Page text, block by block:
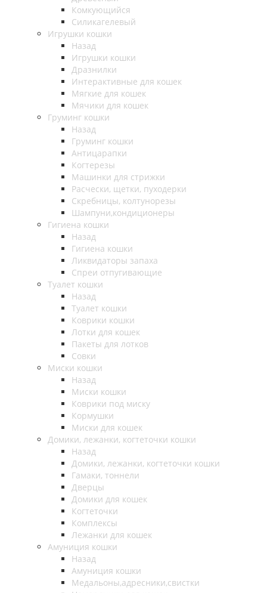
Комкующийся
Силикагелевый
Игрушки кошки
Назад
Игрушки кошки
Дразнилки
Интерактивные для кошек
Мягкие для кошек
Мячики для кошек
Груминг кошки
Назад
Груминг кошки
Антицарапки
Когтерезы
Машинки для стрижки
Расчески, щетки, пуходерки
Скребницы, колтунорезы
Шампуни,кондиционеры
Гигиена кошки
Назад
Гигиена кошки
Ликвидаторы запаха
Спреи отпугивающие
Туалет кошки
Назад
Туалет кошки
Коврики кошки
Лотки для кошек
Пакеты для лотков
Совки
Миски кошки
Назад
Миски кошки
Коврики под миску
Кормушки
Миски для кошек
Домики, лежанки, когтеточки кошки
Назад
Домики, лежанки, когтеточки кошки
Гамаки, тоннели
Дверцы
Домики для кошек
Когтеточки
Комплексы
Лежанки для кошек
Амуниция кошки
Назад
Амуниция кошки
Медальоны,адресники,свистки